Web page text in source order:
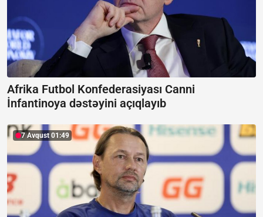
Afrika Futbol Konfederasiyası Canni
İnfantinoya dəstəyini açıqlayıb
7 Avqust 01:49